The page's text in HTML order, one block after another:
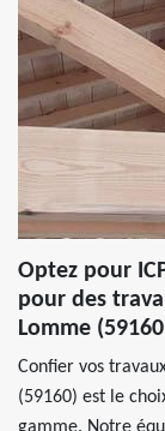
Optez pour
pour des
Lomme
Confier vos
(59160) est le